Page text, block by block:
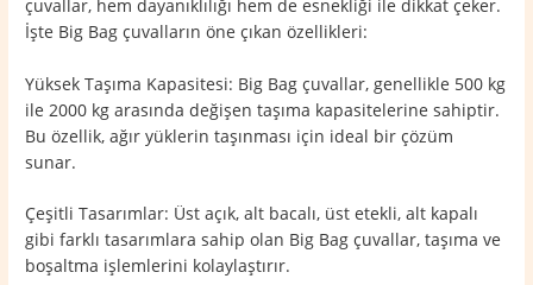
çuvallar, hem dayanıklılığı hem de esnekliği ile dikkat çeker.
İşte Big Bag çuvalların öne çıkan özellikleri:
Yüksek Taşıma Kapasitesi: Big Bag çuvallar, genellikle 500 kg
ile 2000 kg arasında değişen taşıma kapasitelerine sahiptir.
Bu özellik, ağır yüklerin taşınması için ideal bir çözüm
sunar.
Çeşitli Tasarımlar: Üst açık, alt bacalı, üst etekli, alt kapalı
gibi farklı tasarımlara sahip olan Big Bag çuvallar, taşıma ve
boşaltma işlemlerini kolaylaştırır.